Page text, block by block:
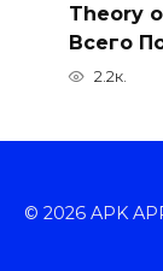
Theory
Всего
2.2к.
© 2026 APK